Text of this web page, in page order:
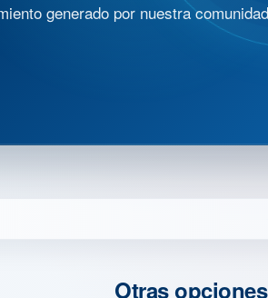
generado por nuestra comunidad
Otras opciones